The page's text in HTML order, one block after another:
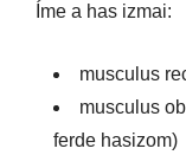
Íme a has izmai:
musculus
musculus
ferde hasizom)